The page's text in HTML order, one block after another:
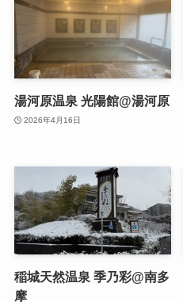
湯河原温泉 光陽館@湯河原
2026年4月16日
稲城天然温泉 季乃彩@南多
摩